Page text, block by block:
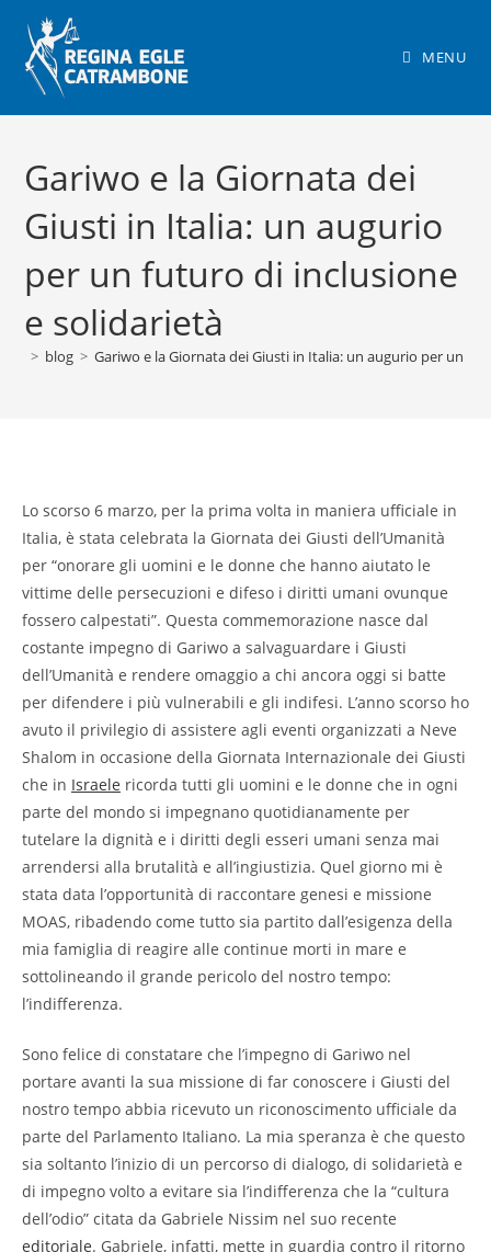
contenuto
MENU
Gariwo e la Giornata dei
Giusti in Italia: un augurio
per un futuro di inclusione
e solidarietà
> blog > Gariwo e la Giornata dei Giusti in Italia: un augurio per un
Lo scorso 6 marzo, per la prima volta in maniera ufficiale in
Italia, è stata celebrata la Giornata dei Giusti dell’Umanità
per “onorare gli uomini e le donne che hanno aiutato le
vittime delle persecuzioni e difeso i diritti umani ovunque
fossero calpestati”. Questa commemorazione nasce dal
costante impegno di Gariwo a salvaguardare i Giusti
dell’Umanità e rendere omaggio a chi ancora oggi si batte
per difendere i più vulnerabili e gli indifesi. L’anno scorso ho
avuto il privilegio di assistere agli eventi organizzati a Neve
Shalom in occasione della Giornata Internazionale dei Giusti
che in Israele ricorda tutti gli uomini e le donne che in ogni
parte del mondo si impegnano quotidianamente per
tutelare la dignità e i diritti degli esseri umani senza mai
arrendersi alla brutalità e all’ingiustizia. Quel giorno mi è
stata data l’opportunità di raccontare genesi e missione
MOAS, ribadendo come tutto sia partito dall’esigenza della
mia famiglia di reagire alle continue morti in mare e
sottolineando il grande pericolo del nostro tempo:
l’indifferenza.
Sono felice di constatare che l’impegno di Gariwo nel
portare avanti la sua missione di far conoscere i Giusti del
nostro tempo abbia ricevuto un riconoscimento ufficiale da
parte del Parlamento Italiano. La mia speranza è che questo
sia soltanto l’inizio di un percorso di dialogo, di solidarietà e
di impegno volto a evitare sia l’indifferenza che la “cultura
dell’odio” citata da Gabriele Nissim nel suo recente
editoriale. Gabriele, infatti, mette in guardia contro il ritorno